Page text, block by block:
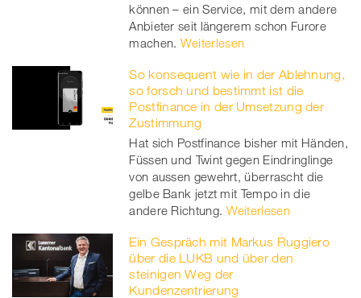
er
können – ein Service, mit dem andere
Anbieter seit längerem schon Furore
machen. Weiterlesen
So konsequent wie in der Ablehnung,
so forsch und bestimmt ist die
Postfinance in der Umsetzung der
Zustimmung
Hat sich Postfinance bisher mit Händen,
Füssen und Twint gegen Eindringlinge
von aussen gewehrt, überrascht die
gelbe Bank jetzt mit Tempo in die
andere Richtung. Weiterlesen
Ein Gespräch mit Markus Ruggiero
über die LUKB und über den
steinigen Weg der
Kundenzentrierung